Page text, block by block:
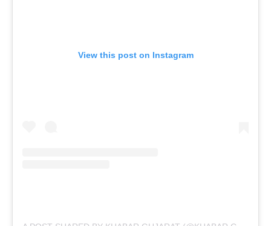
View this post on Instagram